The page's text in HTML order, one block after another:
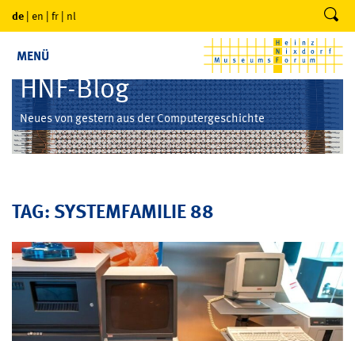
de | en | fr | nl
MENÜ
HNF-Blog
Neues von gestern aus der Computergeschichte
TAG: SYSTEMFAMILIE 88